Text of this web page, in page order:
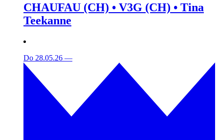
CHAUFAU (CH) • V3G (CH) • Tina
Teekanne
Do 28.05.26 —